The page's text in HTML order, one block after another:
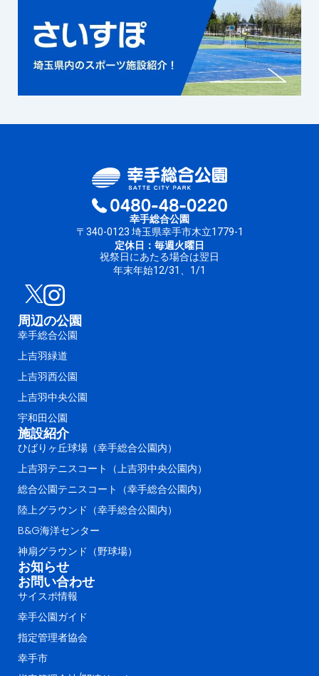
幸手総合公園
〒340-0123 埼玉県幸手市木立1779-1
定休日：毎週火曜日
祝祭日にあたる場合は翌日
年末年始12/31、1/1
施設紹介
ひばりヶ丘球場（幸手総合公園内）
上吉羽テニスコート（上吉羽中央公園内）
総合公園テニスコート（幸手総合公園内）
陸上グラウンド（幸手総合公園内）
B&G海洋センター
神扇グラウンド（野球場）
周辺の公園
幸手総合公園
上吉羽緑道
上吉羽西公園
上吉羽中央公園
宇和田公園
お知らせ
お問い合わせ
サイスポ情報
幸手公園ガイド
指定管理者協会
幸手市